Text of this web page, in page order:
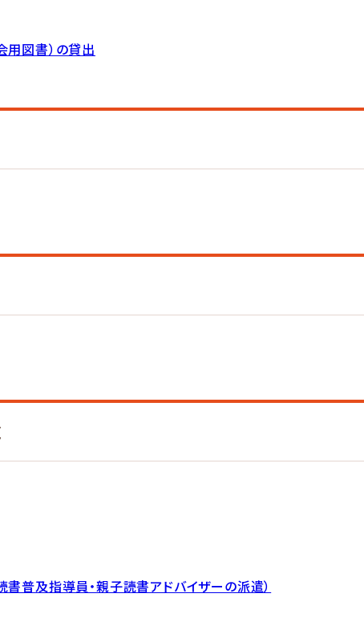
用図書）の貸出
普及指導員・親子読書アドバイザーの派遣）